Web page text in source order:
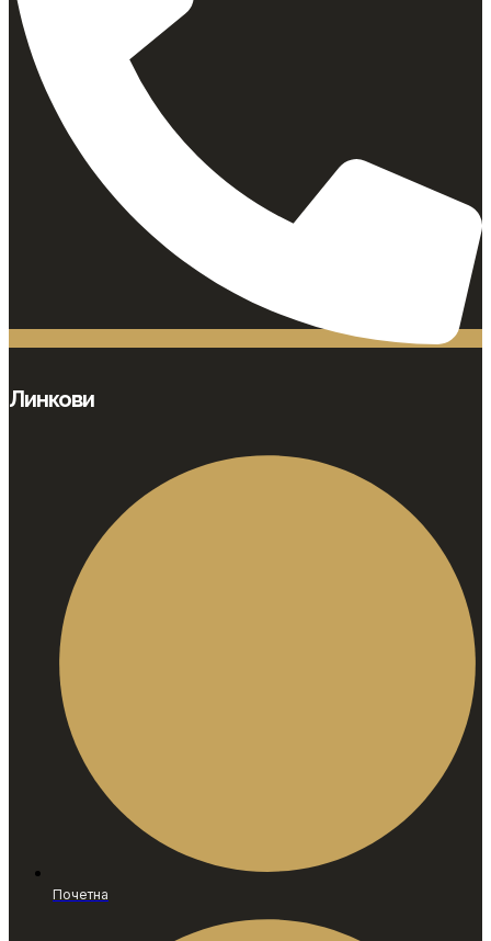
Линкови
Почетна